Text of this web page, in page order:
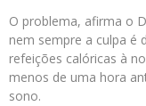
O problema, afirma o
nem sempre a culpa é
refeições calóricas à
menos de uma hora
sono.